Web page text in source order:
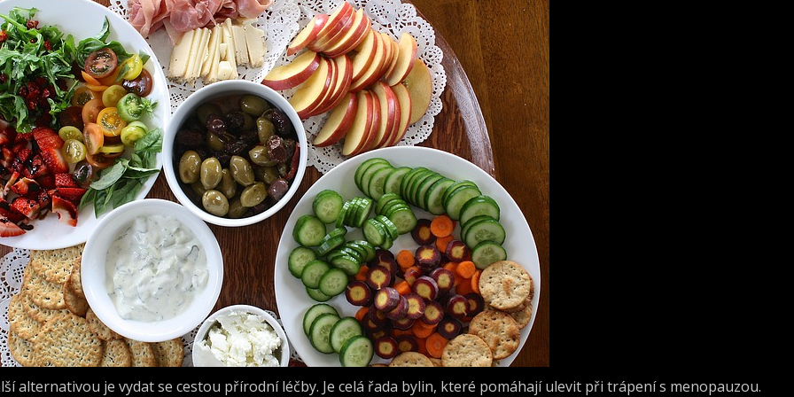
alternativou je vydat se cestou přírodní léčby. Je celá řada bylin, které pomáhají ulevit při trápení s menopauzou.